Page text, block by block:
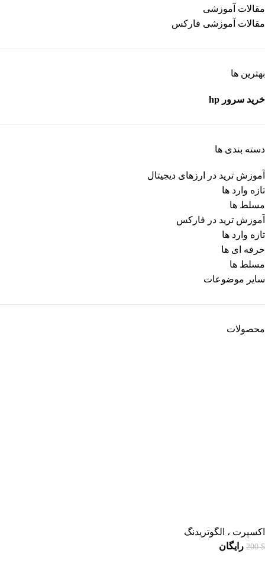
مقالات آموزشی
مقالات آموزشی فارکس
بهترین ها
خرید سرور hp
دسته بندی ها
آموزش ترید در ارزهای دیجیتال
تازه وارد ها
مسلط ها
آموزش ترید در فارکس
تازه وارد ها
حرفه ای ها
مسلط ها
سایر موضوعات
محصولات
اکسپرت ، الگوتریدنگ
200$ رایگان